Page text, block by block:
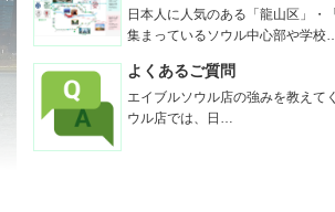
日本人に人気のある「龍山区」・
集まっているソウル中心部や学校
よくあるご質問
エイブルソウル店の強みを教えて
ウル店では、日…